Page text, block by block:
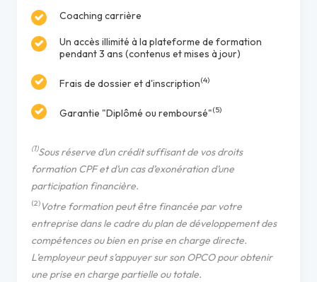
Coaching carrière
Un accès illimité à la plateforme de formation
pendant 3 ans (contenus et mises à jour)
Frais de dossier et d'inscription(4)
Garantie "Diplômé ou remboursé"(5)
(1)Sous réserve d’un crédit suffisant de vos droits
formation CPF et d’un cas d’exonération d’une
participation financière.
(2) Votre formation peut être financée par votre
entreprise dans le cadre du plan de développement des
compétences ou bien en prise en charge directe.
L’employeur peut s’appuyer sur son OPCO pour obtenir
une prise en charge partielle ou totale.